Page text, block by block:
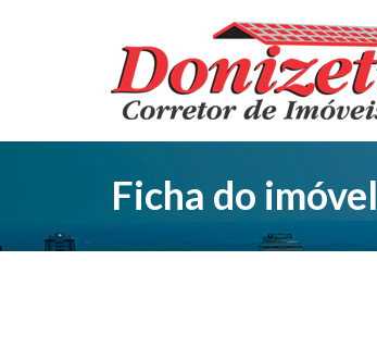
Ficha do imóvel